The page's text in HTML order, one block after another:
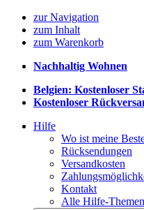
zur Navigation
zum Inhalt
zum Warenkorb
Nachhaltig Wohnen
Belgien: Kostenloser
Kostenloser
Hilfe
Wo ist meine
Rücksendungen
Versandkosten
Kontakt
Alle Hilfe-Themen